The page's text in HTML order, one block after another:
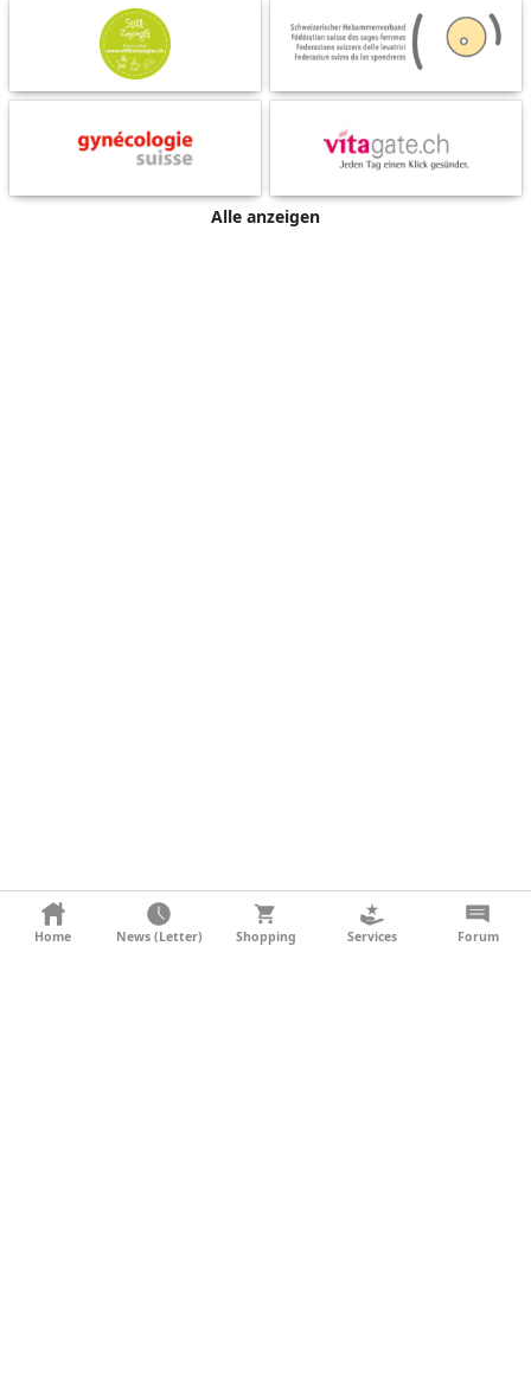
Alle anzeigen
KONTAKT
Home News (Letter) Shopping Services Forum